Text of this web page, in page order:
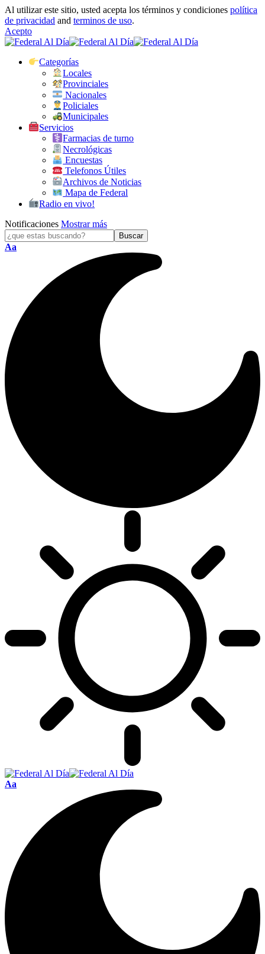
Al utilizar este sitio, usted acepta los términos y condiciones política
de privacidad and terminos de uso.
Acepto
Categorías
Locales
Provinciales
Nacionales
Policiales
Municipales
Servicios
Farmacias de turno
Necrológicas
Encuestas
Telefonos Útiles
Archivos de Noticias
Mapa de Federal
Radio en vivo!
Notificaciones Mostrar más
Tamaño
Aa
Tamaño
Aa